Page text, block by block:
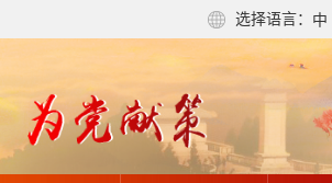
选择语言： 中